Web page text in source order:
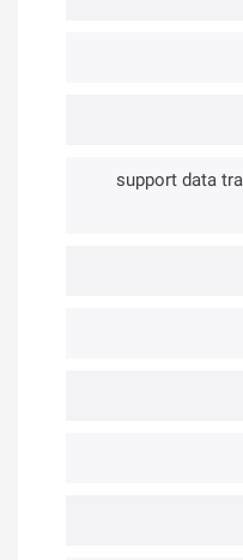
1× @ support